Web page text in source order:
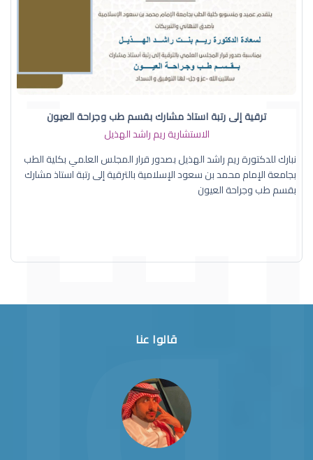
ترقية إلى رتبة استاذ مشارك بقسم طب وجراحة العيون
الاستشارية ريم راشد الهذيل
نبارك للدكتورة ريم راشد الهذيل بصدور قرار المجلس العلمي بكلية الطب
بجامعة الإمام محمد بن سعود الإسلامية بالترقية إلى رتبة استاذ مشارك
بقسم طب وجراحة العيون
قالوا عنا